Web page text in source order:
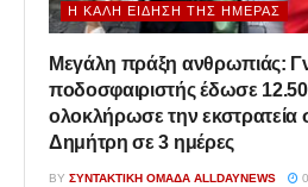
Η ΚΑΛΉ ΕΊΔΗΣΗ ΤΗΣ ΗΜΈΡΑΣ
Μεγάλη πράξη ανθρωπιάς:
ποδοσφαιριστής έδωσε
ολοκλήρωσε την εκστρατεία
Δημήτρη σε 3 ημέρες
BY ΣΥΝΤΑΚΤΙΚΉ ΟΜΆΔΑ ALLDAYNEWS